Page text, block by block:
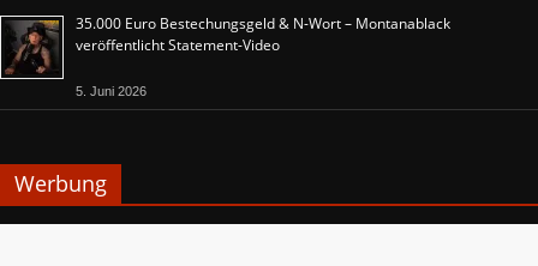
35.000 Euro Bestechungsgeld & N-Wort – Montanablack
veröffentlicht Statement-Video
5. Juni 2026
Werbung